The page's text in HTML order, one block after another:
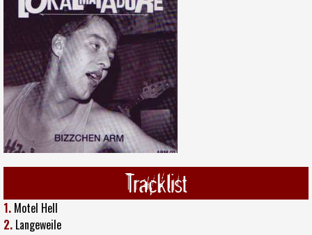
Tracklist
1. Motel Hell
2. Langeweile